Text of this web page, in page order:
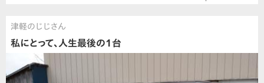
津軽のじじさん
私にとって、人生最後の1台